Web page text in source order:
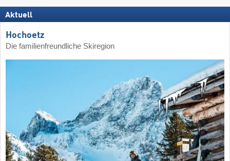
Aktuell
Hochoetz
Die familienfreundliche Skiregion